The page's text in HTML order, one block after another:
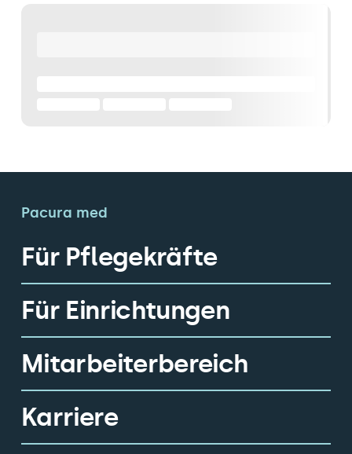
Pacura med
Für Pflegekräfte
Für Einrichtungen
Mitarbeiterbereich
Karriere